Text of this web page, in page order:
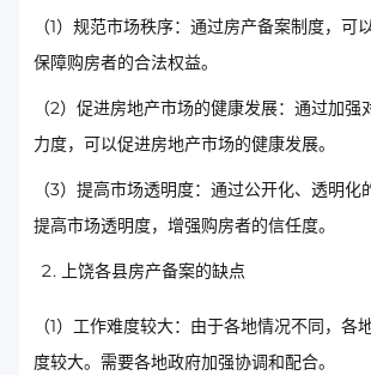
（1）规范市场秩序：通过房产备案制度，可
保障购房者的合法权益。
（2）促进房地产市场的健康发展：通过加强
力度，可以促进房地产市场的健康发展。
（3）提高市场透明度：通过公开化、透明化
提高市场透明度，增强购房者的信任度。
上饶各县房产备案的缺点
（1）工作难度较大：由于各地情况不同，各
度较大。需要各地政府加强协调和配合。